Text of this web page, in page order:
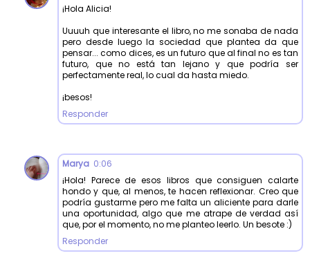
¡Hola Alicia!
Uuuuh que interesante el libro, no me sonaba de nada
pero desde luego la sociedad que plantea da que
pensar... como dices, es un futuro que al final no es tan
futuro, que no está tan lejano y que podría ser
perfectamente real, lo cual da hasta miedo.
¡besos!
Responder
Marya 0:06
¡Hola! Parece de esos libros que consiguen calarte
hondo y que, al menos, te hacen reflexionar. Creo que
podría gustarme pero me falta un aliciente para darle
una oportunidad, algo que me atrape de verdad así
que, por el momento, no me planteo leerlo. Un besote :)
Responder